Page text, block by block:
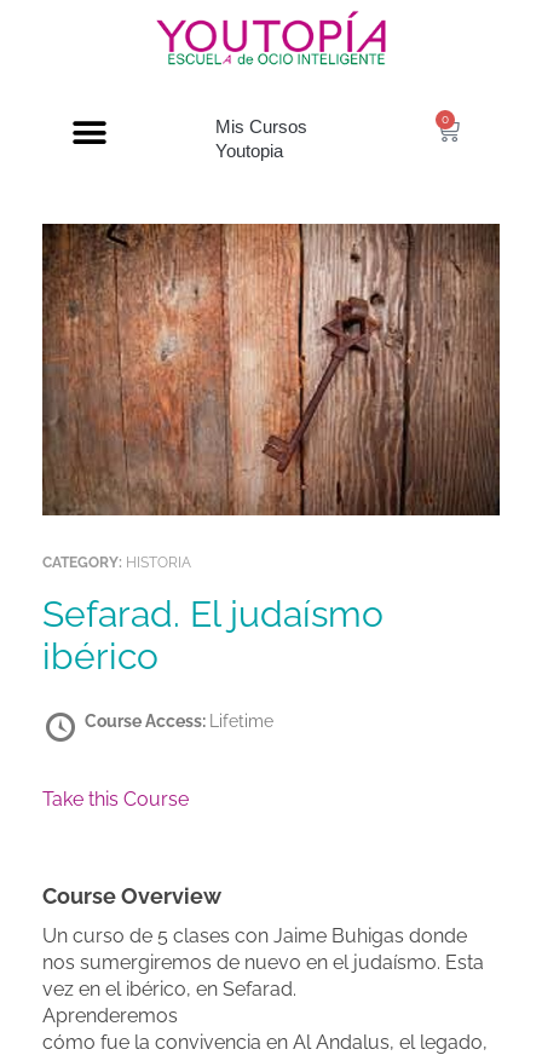
Mis Cursos
Youtopia
0
CATEGORY: HISTORIA
Sefarad. El judaísmo
ibérico
Course Access: Lifetime
Take this Course
Course Overview
Un curso de 5 clases con Jaime Buhigas donde
nos sumergiremos de nuevo en el judaísmo. Esta
vez en el ibérico, en Sefarad.
Aprenderemos
cómo fue la convivencia en Al Andalus, el legado,